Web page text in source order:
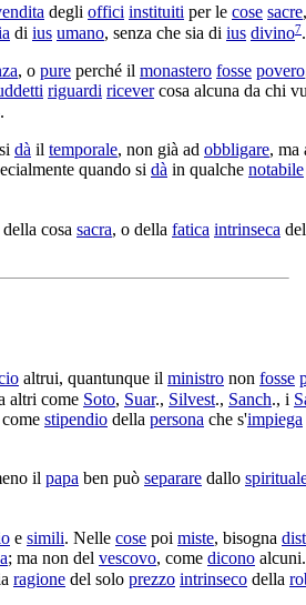
degli offici instituiti per le cose sacre
di ius umano, senza che sia di ius divino7.
, o pure perché il monastero fosse povero
riguardi ricevercosa alcuna da chi
.
dà il temporale, non già ad obbligare, ma
quando si dà in qualche notabile
della cosa sacra, o della fatica intrinseca
altrui, quantunque il ministro non fosse
altri come Soto, Suar., Silvest., Sanch., i
stipendio della persona che s'impiega
il papa ben può separare dallo
e simili. Nelle cose poi miste, bisogna
; ma non del vescovo, come dicono
ragione del solo prezzo intrinseco della